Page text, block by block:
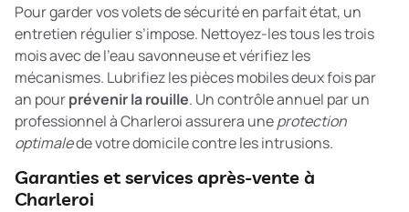
Pour garder vos volets de sécurité en parfait état, un
entretien régulier s’impose. Nettoyez-les tous les trois
mois avec de l’eau savonneuse et vérifiez les
mécanismes. Lubrifiez les pièces mobiles deux fois par
an pourprévenir la rouille. Un contrôle annuel par un
professionnel à Charleroi assurera uneprotection
optimalede votre domicile contre les intrusions.
Garanties et services après-vente à
Charleroi